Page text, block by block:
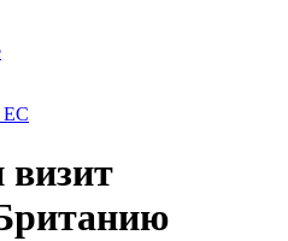
ЕС
визит